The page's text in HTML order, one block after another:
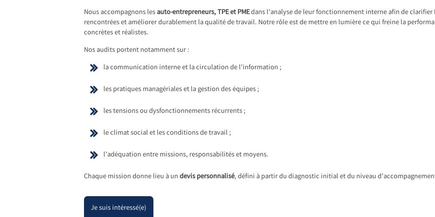
Nous accompagnons lesauto-entrepreneurs, TPE et PMEdans l’analyse de leur fonctionnement interne afin de
rencontrées et améliorer durablement la qualité de travail. Notre rôle est de mettre en lumière ce qui freine la
concrètes et réalistes.
Nos audits portent notamment sur :
la communication interne et la circulation de l’information ;
les pratiques managériales et la gestion des équipes ;
les tensions ou dysfonctionnements récurrents ;
le climat social et les conditions de travail ;
l’adéquation entre missions, responsabilités et moyens.
Chaque mission donne lieu à undevis personnalisé, défini à partir du diagnostic initial et du niveau
Je suis intéressé(e)